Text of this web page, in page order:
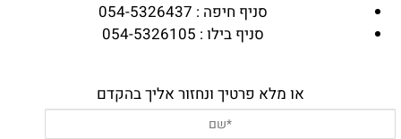
סניף חיפה : 054-5326437
סניף בילו : 054-5326105
או מלא פרטיך ונחזור אליך בהקדם